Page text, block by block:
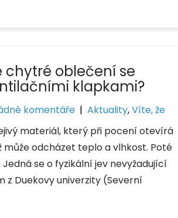
chytré oblečení se
klapkami?
komentáře |Aktuality,Víte, že
materiál, který při pocení otevírá
může odcházet teplo a vlhkost. Poté
se o fyzikální jev nevyžadující
z Duekovy univerzity (Severní